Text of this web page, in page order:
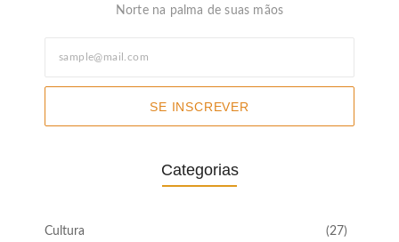
Norte na palma de suas mãos
SE INSCREVER
Categorias
Cultura (27)